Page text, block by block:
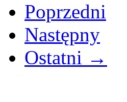
Poprzedni
Następny
Ostatni →